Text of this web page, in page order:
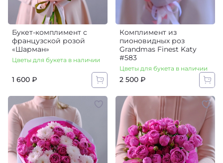
Букет-комплимент с
французской розой
«Шарман»
Цветы для букета в наличии
1 600 ₽
Комплимент из
пионовидных роз
Grandmas Finest Katy
#583
Цветы для букета в наличии
2 500 ₽